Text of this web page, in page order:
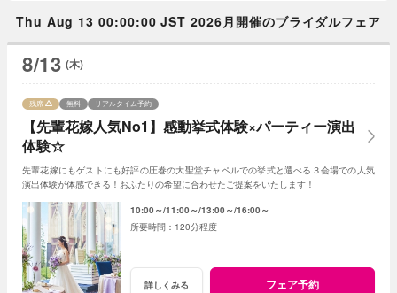
Thu Aug 13 00:00:00 JST 2026月開催のブライダルフェア
8/13 (木)
【先輩花嫁人気No1】感動挙式体験×パーティー演出
体験☆
残席 無料 リアルタイム予約
先輩花嫁にもゲストにも好評の圧巻の大聖堂チャペルでの挙式と選べる３会場での人気
演出体験が体感できる！おふたりの希望に合わせたご提案をいたします！
10:00～ 11:00～ 13:00～ 16:00～
120分程度
詳しくみる フェア予約